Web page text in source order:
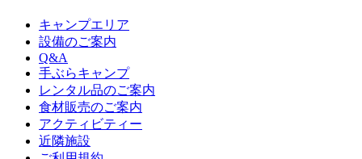
キャンプエリア
設備のご案内
Q&A
手ぶらキャンプ
レンタル品のご案内
食材販売のご案内
アクティビティー
近隣施設